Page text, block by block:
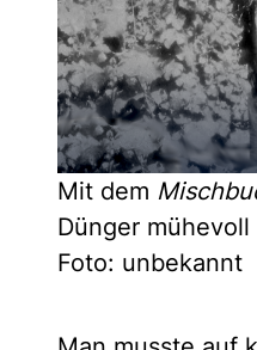
Mit dem
Dünger
Foto: unbekannt